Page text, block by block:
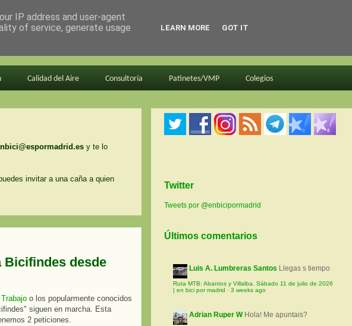
Calidad del Aire Consultoría Patinetes/VMP Colegios
y te lo
invitar a una caña a quien
Bicifindes desde
o los popularmente conocidos
siguen en marcha. Esta
2 peticiones.
Twitter
Tweets por @enbicipormadrid
Últimos comentarios
Luis A. Lumbreras Santos Llegas s tiempo
Ruta MTB: Abantos y Villalba. Sábado 11 de julio de 2026
| en bici por madrid · 3 weeks ago
Adrian Ruper W Hola! Me apuntais?
IP address and user-agent
of service, generate usage
LEARN MORE GOT IT